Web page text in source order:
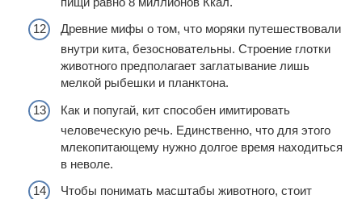
Древние мифы о том, что моряки путешествовали
внутри кита, безосновательны. Строение глотки
животного предполагает заглатывание лишь
мелкой рыбешки и планктона.
Как и попугай, кит способен имитировать
человеческую речь. Единственно, что для этого
млекопитающему нужно долгое время находиться
в неволе.
Чтобы понимать масштабы животного, стоит